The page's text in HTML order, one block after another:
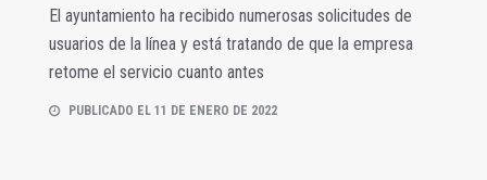
El ayuntamiento ha recibido numerosas solicitudes de
usuarios de la línea y está tratando de que la empresa
retome el servicio cuanto antes
PUBLICADO EL 11 DE ENERO DE 2022